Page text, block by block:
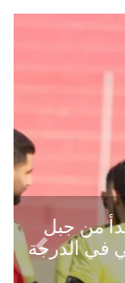
Next